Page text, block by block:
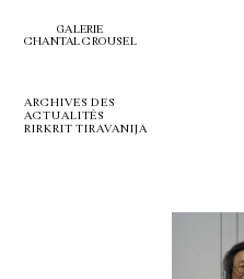
GALERIE
CHANTAL CROUSEL
ARCHIVES DES
ACTUALITÉS
RIRKRIT TIRAVANIJA